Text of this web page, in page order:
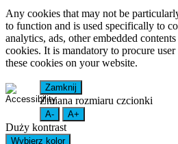
Any cookies that may not be
to function and is used specifically to
analytics, ads, other embedded
cookies. It is mandatory to procure
these cookies on your website.
Zamknij
Zmiana rozmiaru czcionki
A- A+
Duży kontrast
Wybierz kolor